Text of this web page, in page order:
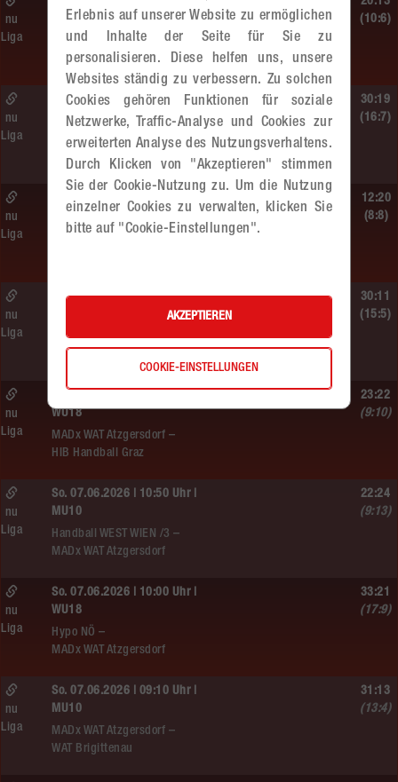
ÖMS WU12 HF
SC HIT/UHC Absam –
MADx WAT Atzgersdorf
nu
Liga
(10:6)
Sa. 13.06.2026 | 19:05 Uhr |
WU12
MADx WAT Atzgersdorf –
HIB Handball Graz
nu
Liga
30:19
(16:7)
Sa. 13.06.2026 | 14:30 Uhr |
nu
Liga
12:20
(8:8)
Sa. 13.06.2026 | 10:50 Uhr |
MADx WAT Atzgersdorf –
HC LINZ AG Ladies
nu
Liga
30:11
(15:5)
WU18
MADx WAT Atzgersdorf –
HIB Handball Graz
nu
Liga
23:22
(9:10)
So. 07.06.2026 | 10:50 Uhr |
MU10
Handball WEST WIEN /3 –
MADx WAT Atzgersdorf
nu
Liga
22:24
(9:13)
So. 07.06.2026 | 10:00 Uhr |
WU18
Hypo NÖ –
MADx WAT Atzgersdorf
nu
Liga
33:21
(17:9)
So. 07.06.2026 | 09:10 Uhr |
MU10
MADx WAT Atzgersdorf –
WAT Brigittenau
nu
Liga
31:13
(13:4)
Erlebnis auf unserer Website zu ermöglichen
und Inhalte der Seite für Sie zu
personalisieren. Diese helfen uns, unsere
Websites ständig zu verbessern. Zu solchen
Cookies gehören Funktionen für soziale
Netzwerke, Traffic-Analyse und Cookies zur
erweiterten Analyse des Nutzungsverhaltens.
Durch Klicken von "Akzeptieren" stimmen
Sie der Cookie-Nutzung zu. Um die Nutzung
einzelner Cookies zu verwalten, klicken Sie
bitte auf "Cookie-Einstellungen".
AKZEPTIEREN
COOKIE-EINSTELLUNGEN